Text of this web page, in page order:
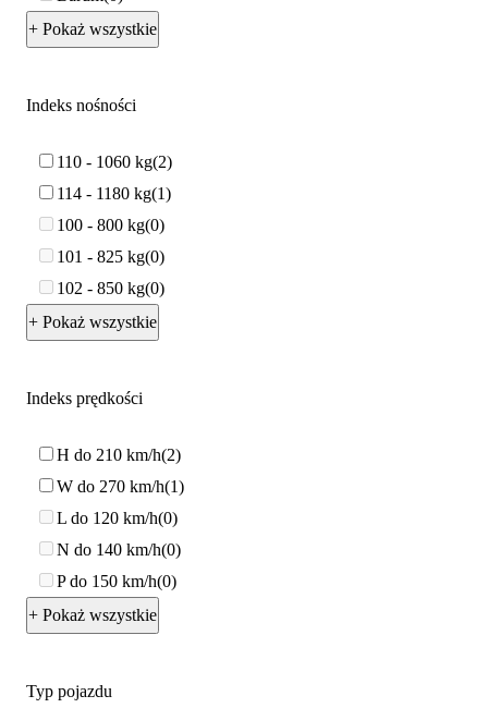
+ Pokaż wszystkie
Indeks nośności
110 - 1060 kg 2
114 - 1180 kg 1
100 - 800 kg 0
101 - 825 kg 0
102 - 850 kg 0
+ Pokaż wszystkie
Indeks prędkości
H do 210 km/h 2
W do 270 km/h 1
L do 120 km/h 0
N do 140 km/h 0
P do 150 km/h 0
+ Pokaż wszystkie
Typ pojazdu